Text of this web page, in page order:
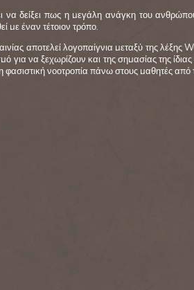
να δείξει πως η μεγάλη ανάγκη του
με έναν τέτοιον τρόπο.
αποτελεί λογοπαίγνια μεταξύ της
για να ξεχωρίζουν και της σημασίας της
νοοτροπία πάνω στους μαθητές από